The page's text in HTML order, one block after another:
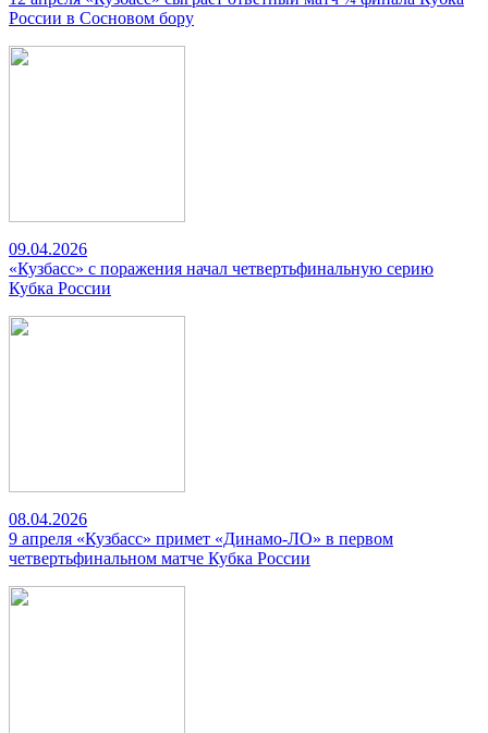
России в Сосновом бору
09.04.2026
«Кузбасс» с поражения начал четвертьфинальную серию
Кубка России
08.04.2026
9 апреля «Кузбасс» примет «Динамо-ЛО» в первом
четвертьфинальном матче Кубка России